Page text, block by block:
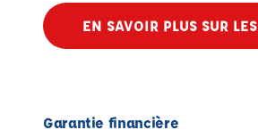
EN SAVOIR PLUS SUR
Garantie financière